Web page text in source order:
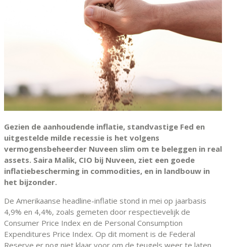
Gezien de aanhoudende inflatie, standvastige Fed en
uitgestelde milde recessie is het volgens
vermogensbeheerder Nuveen slim om te beleggen in real
assets. Saira Malik, CIO bij Nuveen, ziet een goede
inflatiebescherming in commodities, en in landbouw in
het bijzonder.
De Amerikaanse headline-inflatie stond in mei op jaarbasis
4,9% en 4,4%, zoals gemeten door respectievelijk de
Consumer Price Index en de Personal Consumption
Expenditures Price Index. Op dit moment is de Federal
Reserve er nog niet klaar voor om de teugels weer te laten